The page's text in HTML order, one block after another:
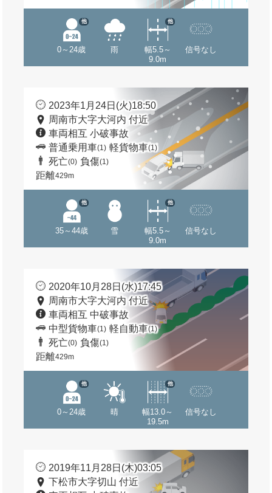
0～24歳
他
雨
幅5.5～
9.0m
他
信号なし
2023年1月24日(火)18:50
周南市大字大河内 付近
車両相互 小破事故
普通乗用車(1) 軽貨物車(1)
死亡(0) 負傷(1)
距離429m
35～44歳
他
雪
幅5.5～
9.0m
他
信号なし
2020年10月28日(水)17:45
周南市大字大河内 付近
車両相互 中破事故
中型貨物車(1) 軽自動車(1)
死亡(0) 負傷(1)
距離429m
0～24歳
他
晴
幅13.0～
19.5m
他
信号なし
2019年11月28日(木)03:05
下松市大字切山 付近